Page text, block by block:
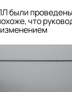
были
что